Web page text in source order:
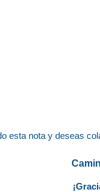
esta nota y deseas